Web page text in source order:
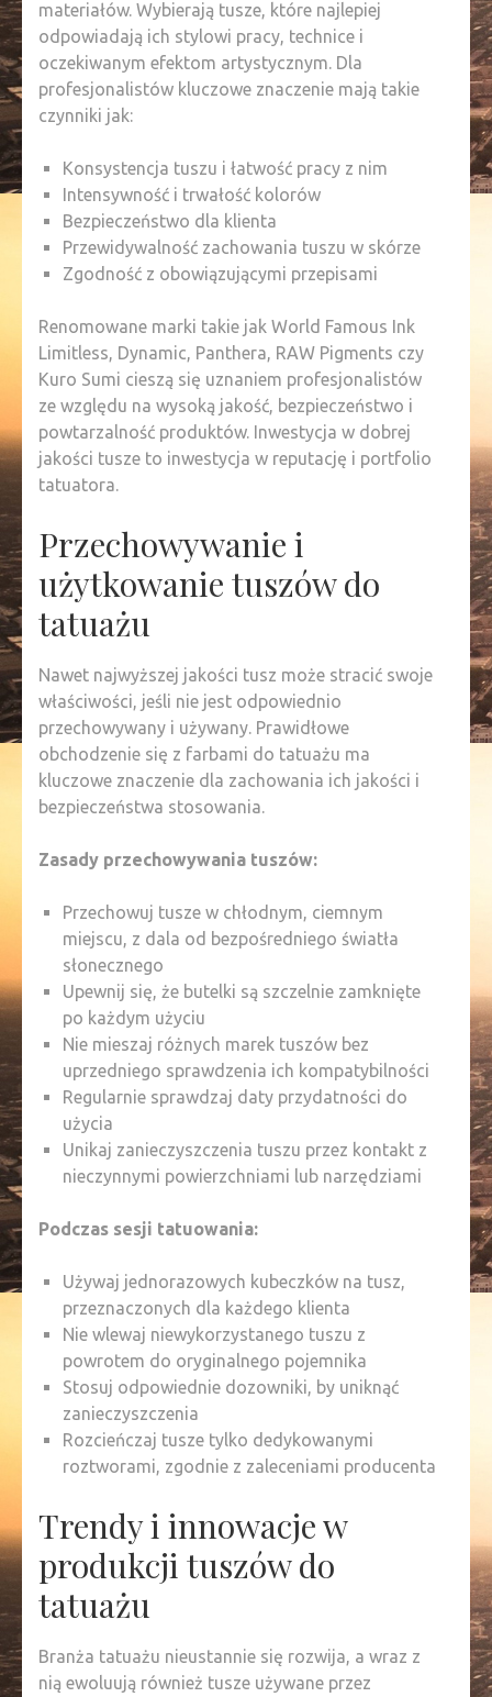
materiałów. Wybierają tusze, które najlepiej
odpowiadają ich stylowi pracy, technice i
oczekiwanym efektom artystycznym. Dla
profesjonalistów kluczowe znaczenie mają takie
czynniki jak:
Konsystencja tuszu i łatwość pracy z nim
Intensywność i trwałość kolorów
Bezpieczeństwo dla klienta
Przewidywalność zachowania tuszu w skórze
Zgodność z obowiązującymi przepisami
Renomowane marki takie jak World Famous Ink
Limitless, Dynamic, Panthera, RAW Pigments czy
Kuro Sumi cieszą się uznaniem profesjonalistów
ze względu na wysoką jakość, bezpieczeństwo i
powtarzalność produktów. Inwestycja w dobrej
jakości tusze to inwestycja w reputację i portfolio
tatuatora.
Przechowywanie i
użytkowanie tuszów do
tatuażu
Nawet najwyższej jakości tusz może stracić swoje
właściwości, jeśli nie jest odpowiednio
przechowywany i używany. Prawidłowe
obchodzenie się z farbami do tatuażu ma
kluczowe znaczenie dla zachowania ich jakości i
bezpieczeństwa stosowania.
Zasady przechowywania tuszów:
Przechowuj tusze w chłodnym, ciemnym
miejscu, z dala od bezpośredniego światła
słonecznego
Upewnij się, że butelki są szczelnie zamknięte
po każdym użyciu
Nie mieszaj różnych marek tuszów bez
uprzedniego sprawdzenia ich kompatybilności
Regularnie sprawdzaj daty przydatności do
użycia
Unikaj zanieczyszczenia tuszu przez kontakt z
nieczynnymi powierzchniami lub narzędziami
Podczas sesji tatuowania:
Używaj jednorazowych kubeczków na tusz,
przeznaczonych dla każdego klienta
Nie wlewaj niewykorzystanego tuszu z
powrotem do oryginalnego pojemnika
Stosuj odpowiednie dozowniki, by uniknąć
zanieczyszczenia
Rozcieńczaj tusze tylko dedykowanymi
roztworami, zgodnie z zaleceniami producenta
Trendy i innowacje w
produkcji tuszów do
tatuażu
Branża tatuażu nieustannie się rozwija, a wraz z
nią ewoluują również tusze używane przez